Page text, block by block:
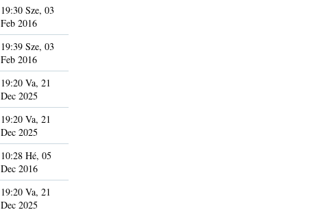
19:30 Sze, 03
Feb 2016
19:39 Sze, 03
Feb 2016
19:20 Va, 21
Dec 2025
19:20 Va, 21
Dec 2025
10:28 Hé, 05
Dec 2016
19:20 Va, 21
Dec 2025